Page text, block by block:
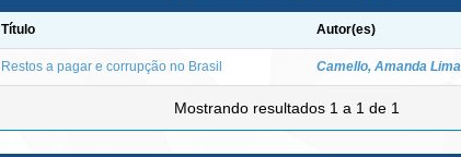
Título Autor(es)
Restos a pagar e corrupção no Brasil Camello, Amanda Lima
Mostrando resultados 1 a 1 de 1